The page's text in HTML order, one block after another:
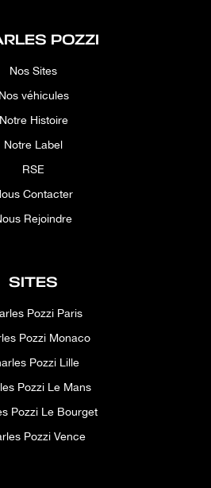
POZZI
Nos Sites
Nos véhicules
Notre Histoire
Notre Label
RSE
Contacter
Rejoindre
SITES
Pozzi Paris
Pozzi Monaco
Pozzi Lille
Pozzi Le Mans
Pozzi Le Bourget
Pozzi Vence